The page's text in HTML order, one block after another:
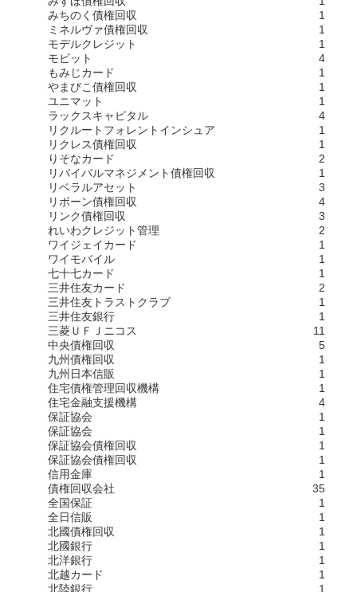
みちのく債権回収
1
ミネルヴァ債権回収
1
モデルクレジット
1
モビット
4
もみじカード
1
やまびこ債権回収
1
ユニマット
1
ラックスキャピタル
4
リクルートフォレントインシュア
1
リクレス債権回収
1
りそなカード
2
リバイバルマネジメント債権回収
1
リベラルアセット
3
リボーン債権回収
4
リンク債権回収
3
れいわクレジット管理
2
ワイジェイカード
1
ワイモバイル
1
七十七カード
1
三井住友カード
2
三井住友トラストクラブ
1
三井住友銀行
1
三菱ＵＦＪニコス
11
中央債権回収
5
九州債権回収
1
九州日本信販
1
住宅債権管理回収機構
1
住宅金融支援機構
4
保証協会
1
保証協会
1
保証協会債権回収
1
保証協会債権回収
1
信用金庫
1
債権回収会社
35
全国保証
1
全日信販
1
北國債権回収
1
北國銀行
1
北洋銀行
1
北越カード
1
北陸銀行
1